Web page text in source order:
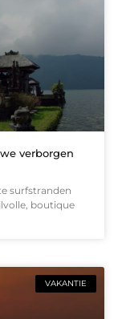
verborgen
surfstranden
boutique
VAKANTIE